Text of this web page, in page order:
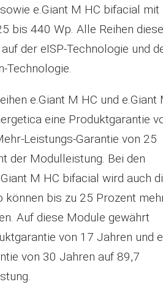
e.Giant M HC bifacial mit
bis 440 Wp. Alle Reihen
der eISP-Technologie und
Technologie.
e.Giant M HC und e.Giant
eine Produktgarantie
Leistungs-Garantie von 25
der Modulleistung. Bei den
M HC bifacial wird auch
können bis zu 25 Prozent
Auf diese Module gewährt
von 17 Jahren und
von 30 Jahren auf 89,7